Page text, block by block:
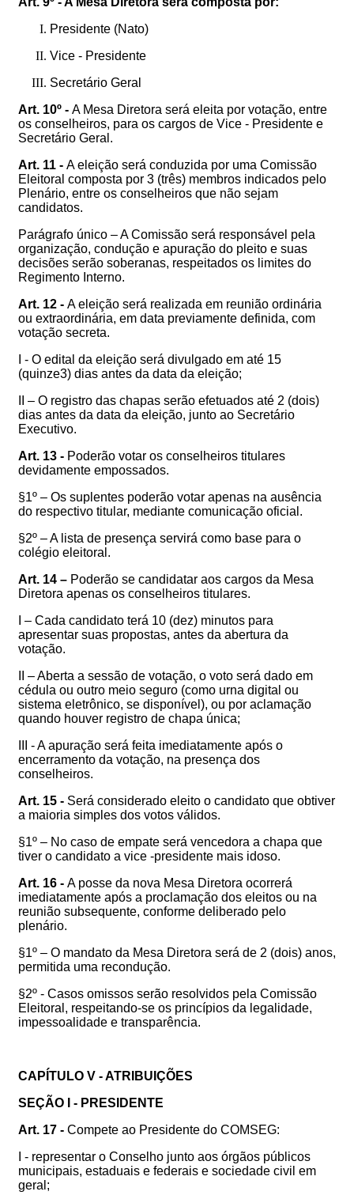
Presidente (Nato)
Vice - Presidente
Secretário Geral
Art. 10º - A Mesa Diretora será eleita por votação, entre
os conselheiros, para os cargos de Vice - Presidente e
Secretário Geral.
Art. 11 - A eleição será conduzida por uma Comissão
Eleitoral composta por 3 (três) membros indicados pelo
Plenário, entre os conselheiros que não sejam
candidatos.
Parágrafo único – A Comissão será responsável pela
organização, condução e apuração do pleito e suas
decisões serão soberanas, respeitados os limites do
Regimento Interno.
Art. 12 - A eleição será realizada em reunião ordinária
ou extraordinária, em data previamente definida, com
votação secreta.
I - O edital da eleição será divulgado em até 15
(quinze3) dias antes da data da eleição;
II – O registro das chapas serão efetuados até 2 (dois)
dias antes da data da eleição, junto ao Secretário
Executivo.
Art. 13 - Poderão votar os conselheiros titulares
devidamente empossados.
§1º – Os suplentes poderão votar apenas na ausência
do respectivo titular, mediante comunicação oficial.
§2º – A lista de presença servirá como base para o
colégio eleitoral.
Art. 14 – Poderão se candidatar aos cargos da Mesa
Diretora apenas os conselheiros titulares.
I – Cada candidato terá 10 (dez) minutos para
apresentar suas propostas, antes da abertura da
votação.
II – Aberta a sessão de votação, o voto será dado em
cédula ou outro meio seguro (como urna digital ou
sistema eletrônico, se disponível), ou por aclamação
quando houver registro de chapa única;
III - A apuração será feita imediatamente após o
encerramento da votação, na presença dos
conselheiros.
Art. 15 - Será considerado eleito o candidato que obtiver
a maioria simples dos votos válidos.
§1º – No caso de empate será vencedora a chapa que
tiver o candidato a vice -presidente mais idoso.
Art. 16 - A posse da nova Mesa Diretora ocorrerá
imediatamente após a proclamação dos eleitos ou na
reunião subsequente, conforme deliberado pelo
plenário.
§1º – O mandato da Mesa Diretora será de 2 (dois) anos,
permitida uma recondução.
§2º - Casos omissos serão resolvidos pela Comissão
Eleitoral, respeitando-se os princípios da legalidade,
impessoalidade e transparência.
CAPÍTULO V - ATRIBUIÇÕES
SEÇÃO I - PRESIDENTE
Art. 17 - Compete ao Presidente do COMSEG:
I - representar o Conselho junto aos órgãos públicos
municipais, estaduais e federais e sociedade civil em
geral;